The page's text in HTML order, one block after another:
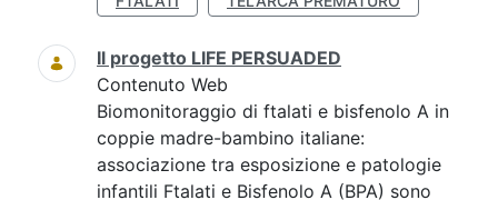
Il progetto LIFE PERSUADED
Contenuto Web
Biomonitoraggio di ftalati e bisfenolo A in
coppie madre-bambino italiane:
associazione tra esposizione e patologie
infantili Ftalati e Bisfenolo A (BPA) sono